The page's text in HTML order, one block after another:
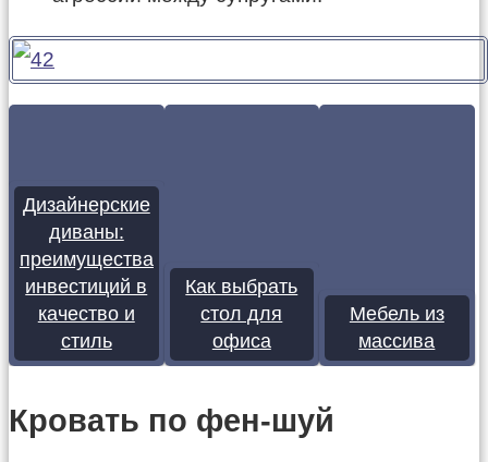
Дизайнерские
диваны:
преимущества
инвестиций в
качество и
стиль
Как выбрать
стол для
офиса
Мебель из
массива
Кровать по фен-шуй